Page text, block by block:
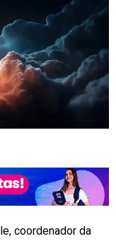
coordenador da